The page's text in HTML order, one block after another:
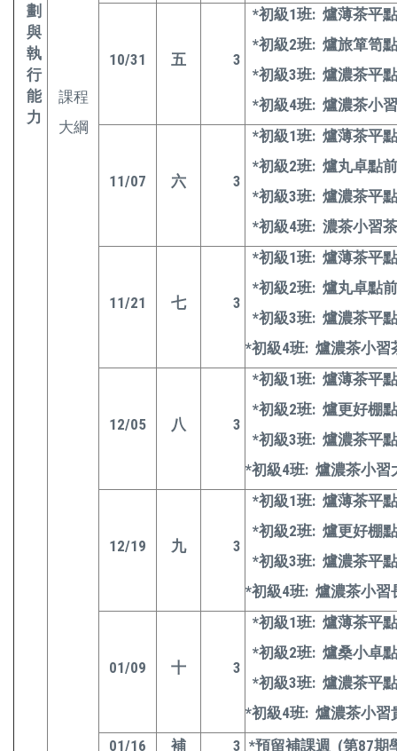
劃
與
執
行
能
力
課程
大綱
10/31 五 3
*初級1班: 爐薄茶平
*初級2班: 爐旅箪笥
*初級3班: 爐濃茶平
*初級4班: 爐濃茶小
11/07 六 3
*初級1班: 爐薄茶平
*初級2班: 爐丸卓點前
*初級3班: 爐濃茶平
*初級4班: 濃茶小習
11/21 七 3
*初級1班: 爐薄茶平
*初級2班: 爐丸卓點前
*初級3班: 爐濃茶平
*初級4班: 爐濃茶小習
12/05 八 3
*初級1班: 爐薄茶平
*初級2班: 爐更好棚
*初級3班: 爐濃茶平
*初級4班: 爐濃茶小習
12/19 九 3
*初級1班: 爐薄茶平
*初級2班: 爐更好棚
*初級3班: 爐濃茶平
*初級4班: 爐濃茶小習
01/09 十 3
*初級1班: 爐薄茶平
*初級2班: 爐桑小卓
*初級3班: 爐濃茶平
*初級4班: 爐濃茶小習
01/16
補 3 *預留補課週 (第87期